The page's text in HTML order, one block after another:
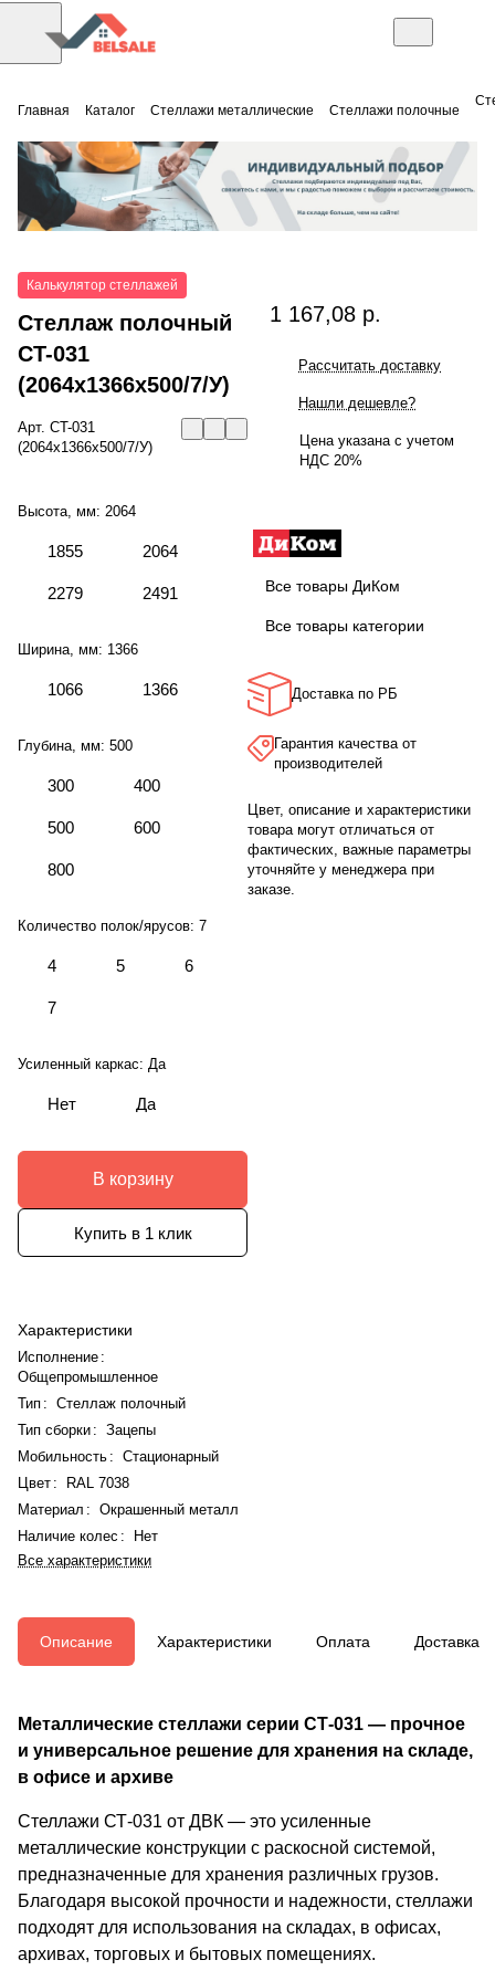
Главная Каталог Стеллажи металлические Стеллажи полочные
Калькулятор стеллажей
Стеллаж полочный
СT-031
(2064x1366x500/7/У)
Арт. СT-031
(2064x1366x500/7/У)
Высота, мм: 2064
1855 2064
2279 2491
Ширина, мм: 1366
1066 1366
Глубина, мм: 500
300 400
500 600
800
Количество полок/ярусов: 7
4 5 6
7
Усиленный каркас: Да
Нет Да
В корзину
Купить в 1 клик
Характеристики
Исполнение :
Общепромышленное
Тип : Стеллаж полочный
Тип сборки: Зацепы
Мобильность : Стационарный
Цвет :
RAL 7038
Материал : Окрашенный металл
Наличие колес :
Нет
Все характеристики
1 167,08 р.
Рассчитать доставку
Нашли дешевле?
Цена указана с учетом
НДС 20%
Все товары ДиКом
Все товары категории
Доставка по РБ
Гарантия качества от
производителей
Цвет, описание и характеристики
товара могут отличаться от
фактических, важные параметры
уточняйте у менеджера при
заказе.
Описание Характеристики Оплата Доставка
Металлические стеллажи серии СТ-031 — прочное
и универсальное решение для хранения на складе,
в офисе и архиве
Стеллажи СТ-031 от ДВК — это усиленные
металлические конструкции с раскосной системой,
предназначенные для хранения различных грузов.
Благодаря высокой прочности и надежности, стеллажи
подходят для использования на складах, в офисах,
архивах, торговых и бытовых помещениях.